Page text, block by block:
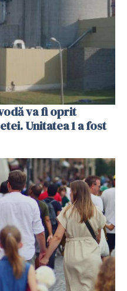
va fi oprit
Unitatea 1 a fost